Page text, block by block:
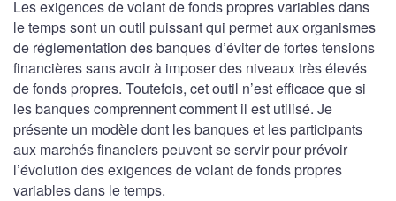
Les exigences de volant de fonds propres variables dans
le temps sont un outil puissant qui permet aux organismes
de réglementation des banques d’éviter de fortes tensions
financières sans avoir à imposer des niveaux très élevés
de fonds propres. Toutefois, cet outil n’est efficace que si
les banques comprennent comment il est utilisé. Je
présente un modèle dont les banques et les participants
aux marchés financiers peuvent se servir pour prévoir
l’évolution des exigences de volant de fonds propres
variables dans le temps.